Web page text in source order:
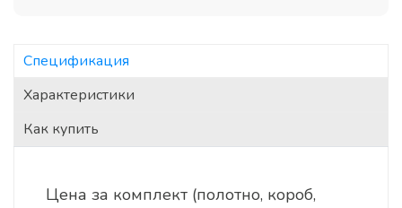
Спецификация
Характеристики
Как купить
Цена за комплект (полотно, короб,